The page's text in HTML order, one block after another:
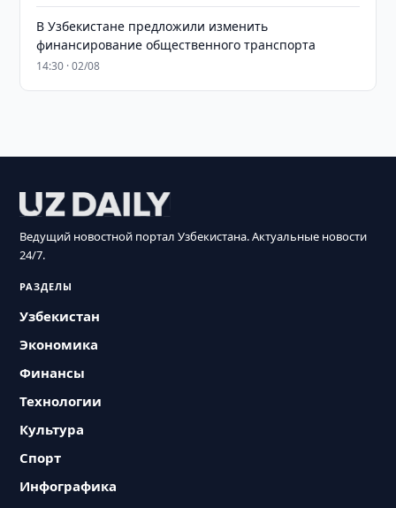
В Узбекистане предложили изменить
финансирование общественного транспорта
14:30 · 02/08
Ведущий новостной портал Узбекистана. Актуальные новости
24/7.
РАЗДЕЛЫ
Узбекистан
Экономика
Финансы
Технологии
Культура
Спорт
Инфографика